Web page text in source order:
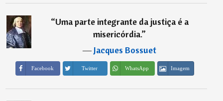
“Uma parte integrante da justiça é a
misericórdia.”
―Jacques Bossuet
Facebook Twitter WhatsApp Imagem